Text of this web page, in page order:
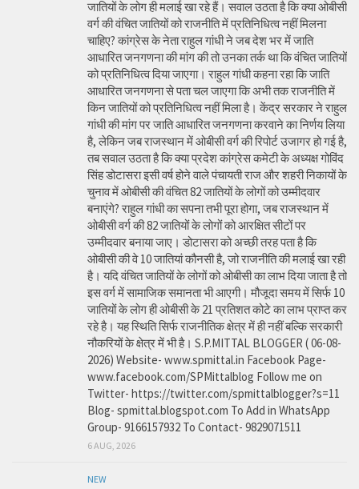
जातियों के लोग ही मलाई खा रहे हैं। सवाल उठता है कि क्या ओबीसी
वर्ग की वंचित जातियों को राजनीति में प्रतिनिधित्व नहीं मिलना
चाहिए? कांग्रेस के नेता राहुल गांधी ने जब देश भर में जाति
आधारित जनगणना की मांग की तो उनका तर्क था कि वंचित जातियों
को प्रतिनिधित्व दिया जाएगा। राहुल गांधी कहना रहा कि जाति
आधारित जनगणना से पता चल जाएगा कि अभी तक राजनीति में
किन जातियों को प्रतिनिधित्व नहीं मिला है। केंद्र सरकार ने राहुल
गांधी की मांग पर जाति आधारित जनगणना करवाने का निर्णय लिया
है, लेकिन जब राजस्थान में ओबीसी वर्ग की रिपोर्ट उजागर हो गई है,
तब सवाल उठता है कि क्या प्रदेश कांग्रेस कमेटी के अध्यक्ष गोविंद
सिंह डोटासरा इसी वर्ष होने वाले पंचायती राज और शहरी निकायों के
चुनाव में ओबीसी की वंचित 82 जातियों के लोगों को उम्मीदवार
बनाएंगे? राहुल गांधी का सपना तभी पूरा होगा, जब राजस्थान में
ओबीसी वर्ग की 82 जातियों के लोगों को आरक्षित सीटों पर
उम्मीदवार बनाया जाए। डोटासरा को अच्छी तरह पता है कि
ओबीसी की वे 10 जातियां कौनसी है, जो राजनीति की मलाई खा रही
है। यदि वंचित जातियों के लोगों को ओबीसी का लाभ दिया जाता है तो
इस वर्ग में सामाजिक समानता भी आएगी। मौजूदा समय में सिर्फ 10
जातियों के लोग ही ओबीसी के 21 प्रतिशत कोटे का लाभ प्राप्त कर
रहे है। यह स्थिति सिर्फ राजनीतिक क्षेत्र में ही नहीं बल्कि सरकारी
नौकरियों के क्षेत्र में भी है। S.P.MITTAL BLOGGER ( 06-08-
2026) Website- www.spmittal.in Facebook Page-
www.facebook.com/SPMittalblog Follow me on
Twitter- https://twitter.com/spmittalblogger?s=11
Blog- spmittal.blogspot.com To Add in WhatsApp
Group- 9166157932 To Contact- 9829071511
6 AUG, 2026
NEW